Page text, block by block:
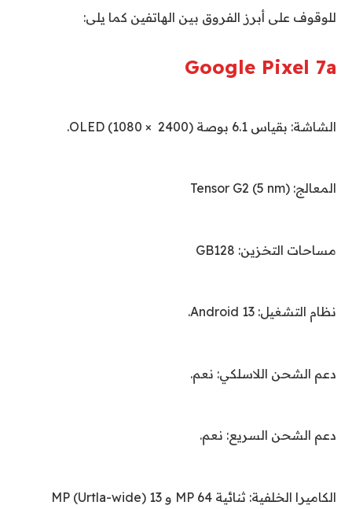
للوقوف على أبرز الفروق بين الهاتفين كما يلى:
Google Pixel 7a
الشاشة: بقياس 6.1 بوصة (2400 × 1080) OLED
.
المعالج: Tensor G2 (5 nm)
مساحات التخزين: 128 GB
نظام التشغيل: Android 13
.
دعم الشحن اللاسلكي: نعم.
دعم الشحن السريع: نعم.
الكاميرا الخلفية: ثنائية 64 MP و 13 MP (Urtla-wide)